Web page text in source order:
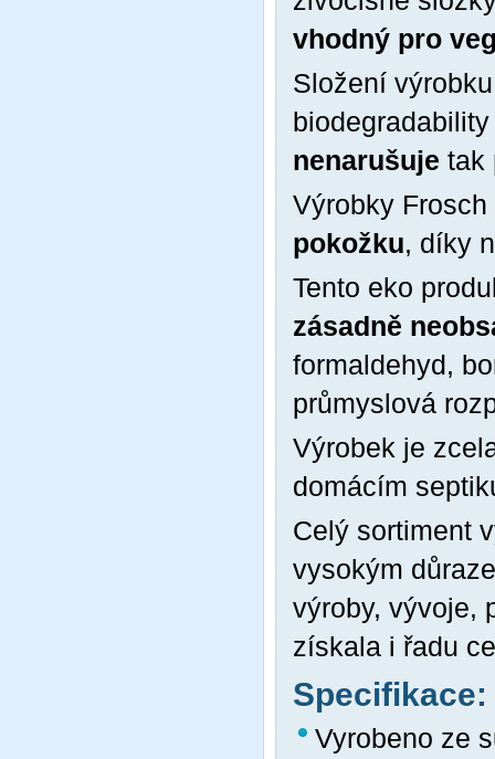
vhodný pro
Složení
nenarušuje tak
Výrobky
pokožku, díky
Tento eko
zásadně
formaldehyd,
průmyslová
Výrobek je
domácím
Celý sortiment
vysokým
výroby, vývoje,
získala i řadu
Specifikace:
Vyrobeno ze